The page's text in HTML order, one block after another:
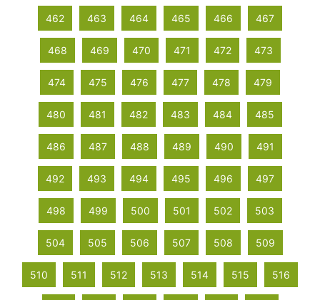
462 463 464 465 466 467
468 469 470 471 472 473
474 475 476 477 478 479
480 481 482 483 484 485
486 487 488 489 490 491
492 493 494 495 496 497
498 499 500 501 502 503
504 505 506 507 508 509
510 511 512 513 514 515 516